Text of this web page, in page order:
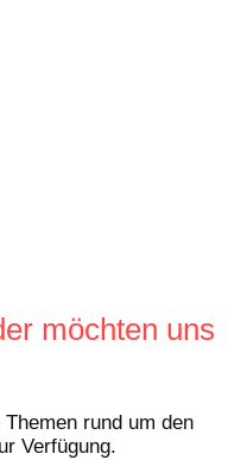
möchten uns
rund um den
Verfügung.